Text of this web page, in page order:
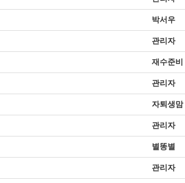
박서우
관리자
재수준비
관리자
자퇴생맘
관리자
별똥별
관리자